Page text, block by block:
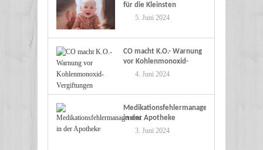
für die Kleinsten
5. Juni 2024
CO macht K.O.- Warnung
vor Kohlenmonoxid-
Vergiftungen
4. Juni 2024
Medikationsfehlermanagement
in der Apotheke
3. Juni 2024